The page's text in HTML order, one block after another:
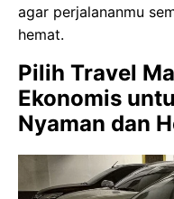
agar perjalananmu
hemat.
Pilih Travel
Ekonomis
Nyaman dan